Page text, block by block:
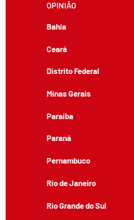
OPINIÃO
Bahia
Ceará
Distrito Federal
Minas Gerais
Paraíba
Paraná
Pernambuco
Rio de Janeiro
Rio Grande do Sul